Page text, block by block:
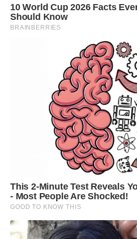
10 World Cup 2026 Facts
Should Know
BRAINBERRIES
This 2-Minute Test Reveals
- Most People Are Shocked!
GOOD TO KNOW THIS